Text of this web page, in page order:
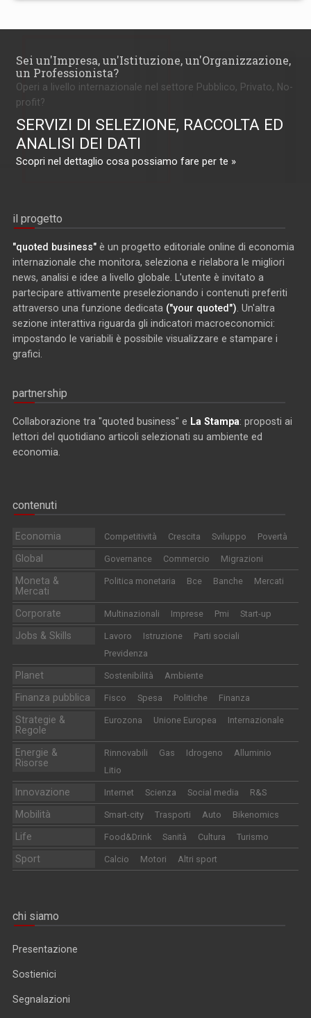
Sei un'Impresa, un'Istituzione, un'Organizzazione,
un Professionista?
Operi a livello internazionale nel settore Pubblico, Privato, No-
profit?
SERVIZI DI SELEZIONE, RACCOLTA ED
ANALISI DEI DATI
Scopri nel dettaglio cosa possiamo fare per te »
il progetto
"quoted business" è un progetto editoriale online di economia
internazionale che monitora, seleziona e rielabora le migliori
news, analisi e idee a livello globale. L'utente è invitato a
partecipare attivamente preselezionando i contenuti preferiti
attraverso una funzione dedicata ("your quoted") . Un'altra
sezione interattiva riguarda gli indicatori macroeconomici:
impostando le variabili è possibile visualizzare e stampare i
grafici.
partnership
Collaborazione tra "quoted business" e La Stampa: proposti ai
lettori del quotidiano articoli selezionati su ambiente ed
economia.
contenuti
Economia Competitività Crescita Sviluppo Povertà
Global Governance Commercio Migrazioni
Moneta &
Mercati
Politica monetaria Bce Banche Mercati
Corporate Multinazionali Imprese Pmi Start-up
Jobs & Skills Lavoro Istruzione
Parti sociali
Previdenza
Planet Sostenibilità Ambiente
Finanza pubblica Fisco Spesa Politiche Finanza
Strategie &
Regole
Eurozona Unione Europea Internazionale
Energie &
Risorse
Rinnovabili Gas Idrogeno
Alluminio
Litio
Innovazione Internet Scienza Social media R&S
Mobilità Smart-city Trasporti Auto Bikenomics
Life Food&Drink Sanità Cultura Turismo
Sport Calcio Motori Altri sport
chi siamo
Presentazione
Sostienici
Segnalazioni